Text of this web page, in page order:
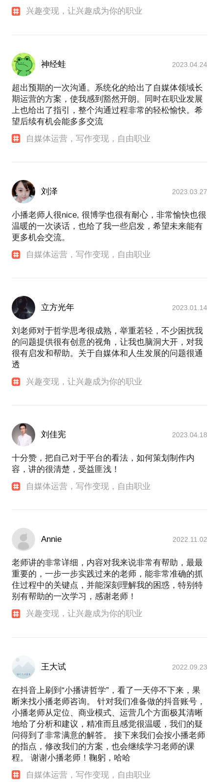
兴趣变现，让兴趣成为你的职业
神经蛙 2023.04.24
超出预期的一次沟通。系统化的给出了自媒体领域长
期运营的方案，使我感到豁然开朗。同时在职业发展
上也给出了指引，整个沟通过程非常的轻松愉快。希
望后续有机会能多多交流
自媒体运营，写作变现，自由职业
刘泽 2023.03.27
小播老师人很nice, 很博学也很有耐心，非常愉快也很
温暖的一次谈话，也给了我一些启发，希望未来能有
更多机会交流。
自媒体运营，写作变现，自由职业
立方光年 2023.01.14
刘老师对于哲学思考很成熟，举重若轻，不少困扰我
的问题提供很有创意的视角，让我也脑洞大开，对我
很有启发和帮助。关于自媒体和人生发展的问题很通
透
兴趣变现，让兴趣成为你的职业
刘佳宪 2023.04.18
十分赞，把自己对于平台的看法，如何策划制作内
容，讲的很清楚，受益匪浅！
自媒体运营，写作变现，自由职业
Annie 2022.11.02
老师讲的非常详细，内容对我来说非常有帮助，最最
重要的，一步一步实践过来的老师，能非常准确的抓
住过程中的关键点，并能深刻理解我的困惑，特别特
别有帮助的一次学习，感谢老师！
兴趣变现，让兴趣成为你的职业
王大试 2022.09.23
在抖音上刷到“小播讲哲学”，看了一天停不下来，果
断来找小播老师咨询。 针对我们准备做的抖音账号，
小播老师从定位、商业模式、运营几个方面极其清晰
地给了分析和建议，精准而且感觉很温暖，我们的疑
问得到了非常满意的解答。 接下来我们会按小播老师
的指点，修改我们的方案，也会继续学习老师的课
程。 谢谢小播老师！鞠躬，哈哈
自媒体运营，写作变现，自由职业